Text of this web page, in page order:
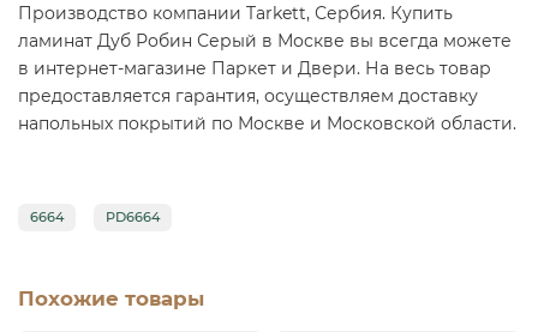
Производство компании Tarkett, Сербия. Купить
ламинат Дуб Робин Серый в Москве вы всегда можете
в интернет-магазине Паркет и Двери. На весь товар
предоставляется гарантия, осуществляем доставку
напольных покрытий по Москве и Московской области.
6664 PD6664
Похожие товары